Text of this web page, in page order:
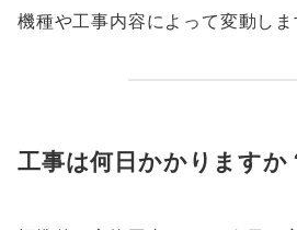
機種や工事内容によって変動しま
工事は何日かかりますか